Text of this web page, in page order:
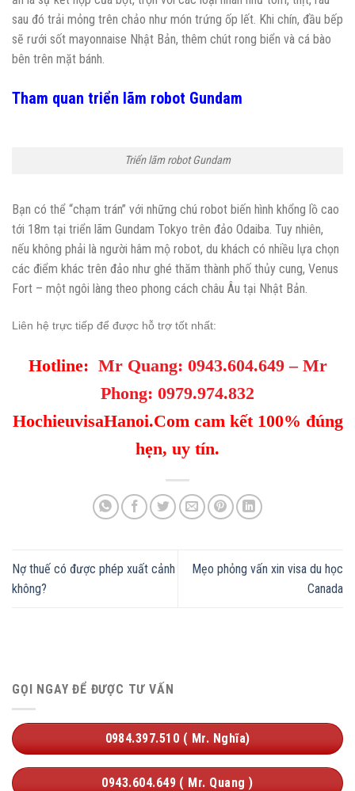
sau đó trải mỏng trên chảo như món trứng ốp lết. Khi chín, đầu bếp
sẽ rưới sốt mayonnaise Nhật Bản, thêm chút rong biển và cá bào
bên trên mặt bánh.
Tham quan triển lãm robot Gundam
Triển lãm robot Gundam
Bạn có thể “chạm trán” với những chú robot biến hình khổng lồ cao
tới 18m tại triển lãm Gundam Tokyo trên đảo Odaiba. Tuy nhiên,
nếu không phải là người hâm mộ robot, du khách có nhiều lựa chọn
các điểm khác trên đảo như ghé thăm thành phố thủy cung, Venus
Fort – một ngôi làng theo phong cách châu Âu tại Nhật Bản.
Liên hệ trực tiếp để được hỗ trợ tốt nhất:
Hotline: Mr Quang: 0943.604.649– Mr
Phong: 0979.974.832
HochieuvisaHanoi.Com cam kết 100% đúng
hẹn, uy tín.
Nợ thuế có được phép xuất cảnh
không?
Mẹo phỏng vấn xin visa du học
Canada
GỌI NGAY ĐỂ ĐƯỢC TƯ VẤN
0984.397.510 ( Mr. Nghĩa)
0943.604.649 ( Mr. Quang )